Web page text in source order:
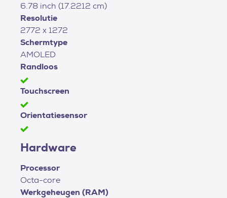
6.78 inch (17.2212 cm)
Resolutie
2772 x 1272
Schermtype
AMOLED
Randloos
Touchscreen
Orientatiesensor
Hardware
Processor
Octa-core
Werkgeheugen (RAM)